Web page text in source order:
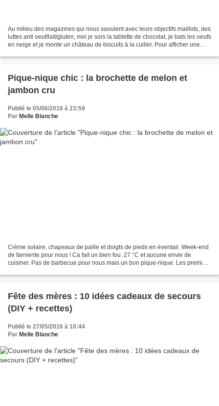
Au milieu des magazines qui nous saoulent avec leurs objectifs maillots, des
luttes anti oeuf/lait/gluten, moi je sors la tablette de chocolat, je bats les oeufs
en neige et je monte un château de biscuits à la cuiller. Pour afficher une
Pique-nique chic : la brochette de melon et
jambon cru
Publié le 05/06/2016 à 23:59
Par Melle Blanche
Crème solaire, chapeaux de paille et doigts de pieds en éventail. Week-end
de farniente pour nous ! Ca fait un bien fou. 27 °C et aucune envie de
cuisiner. Pas de barbecue pour nous mais un bon pique-nique. Les premiers
Fête des mères : 10 idées cadeaux de secours
(DIY + recettes)
Publié le 27/05/2016 à 10:44
Par Melle Blanche